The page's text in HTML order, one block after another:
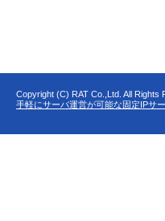
Copyright (C) RAT Co.,Ltd. All Rights
手軽にサーバ運営が可能な固定IPサ